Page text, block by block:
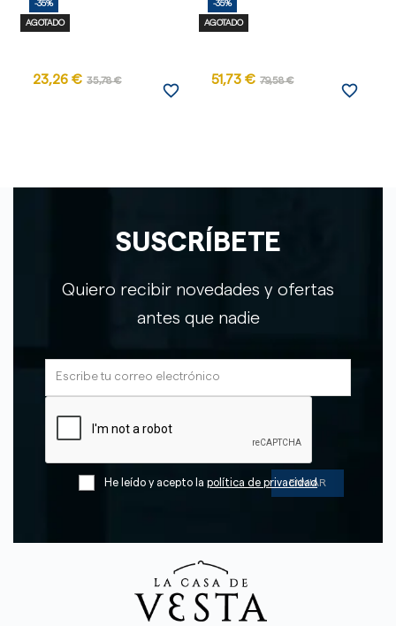
-35%
AGOTADO
23,26 € 35,78 €
favorite_border
-35%
AGOTADO
51,73 € 79,58 €
favorite_border
SUSCRÍBETE
Quiero recibir novedades y ofertas
antes que nadie
He leído y acepto la política de privacidad